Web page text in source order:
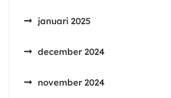
januari 2025
december 2024
november 2024